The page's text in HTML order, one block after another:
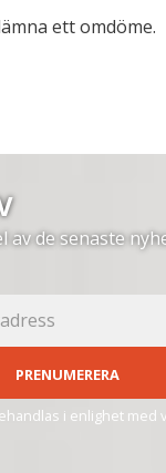
ett omdöme.
av de senaste
PRENUMERERA
i enlighet med